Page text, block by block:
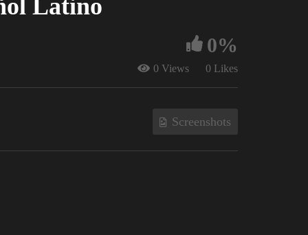
Latino
0%
0 Views 0 Likes
Screenshots